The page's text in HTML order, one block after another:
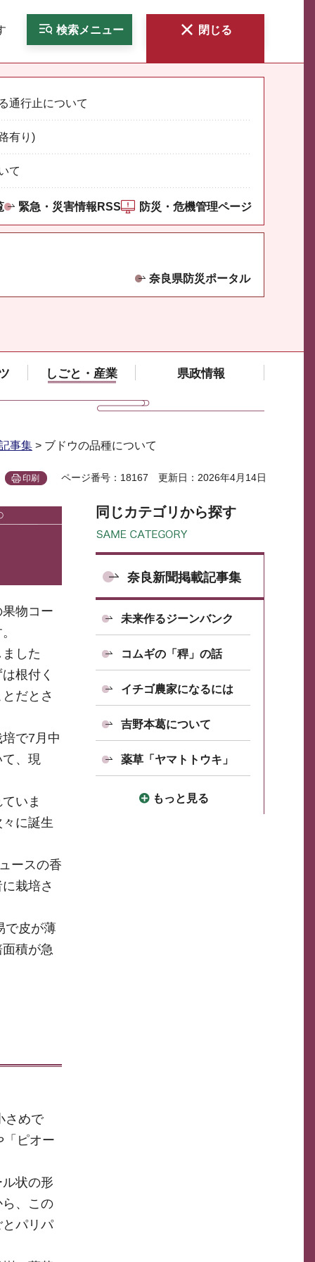
検索メニュー 閉じる
通行止について
有り)
て
緊急・災害情報RSS 防災・危機管理ページ
奈良県防災ポータル
しごと・産業 県政情報
事集 > ブドウの品種について
印刷 ページ番号：18167 更新日：2026年4月14日
物コー
した
根付く
だとさ
で7月中
、現
いま
に誕生
ースの香
栽培さ
で皮が薄
積が急
さめで
「ピオー
状の形
、この
パリパ
同じカテゴリから探す
奈良新聞掲載記事集
未来作るジーンバンク
コムギの「稈」の話
イチゴ農家になるには
吉野本葛について
薬草「ヤマトトウキ」
もっと見る